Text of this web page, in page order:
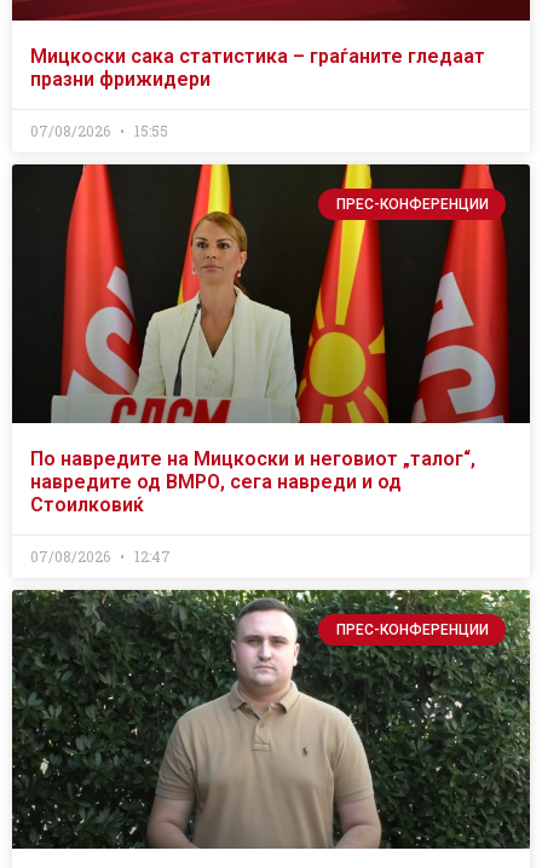
Мицкоски сака статистика – граѓаните гледаат
празни фрижидери
07/08/2026 15:55
ПРЕС-КОНФЕРЕНЦИИ
По навредите на Мицкоски и неговиот „талог“,
навредите од ВМРО, сега навреди и од
Стоилковиќ
07/08/2026 12:47
ПРЕС-КОНФЕРЕНЦИИ